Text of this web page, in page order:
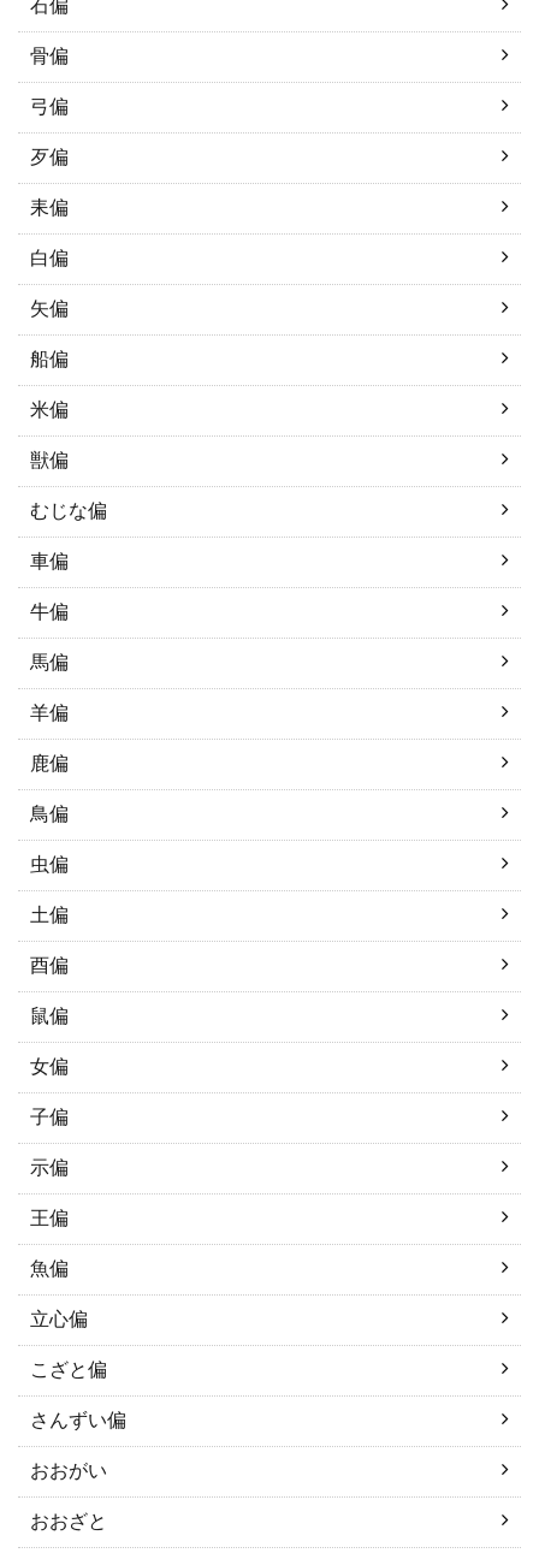
石偏
骨偏
弓偏
歹偏
耒偏
白偏
矢偏
船偏
米偏
獣偏
むじな偏
車偏
牛偏
馬偏
羊偏
鹿偏
鳥偏
虫偏
土偏
酉偏
鼠偏
女偏
子偏
示偏
王偏
魚偏
立心偏
こざと偏
さんずい偏
おおがい
おおざと